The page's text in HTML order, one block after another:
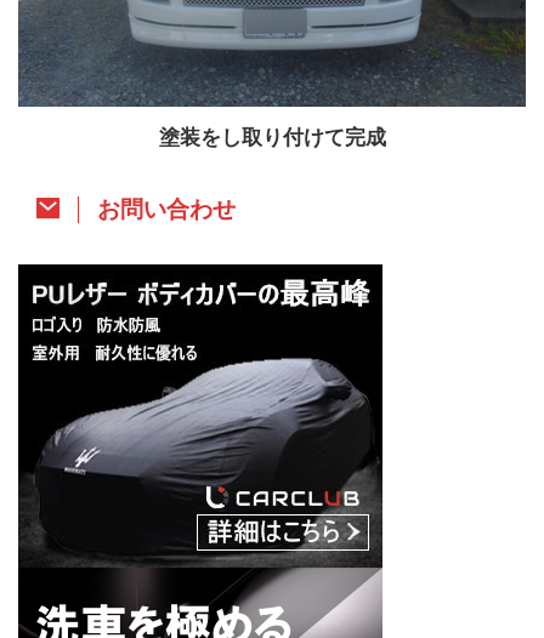
塗装をし取り付けて完成
お問い合わせ